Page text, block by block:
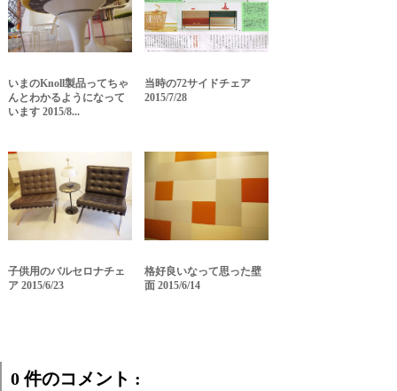
いまのKnoll製品ってちゃ
んとわかるようになって
います 2015/8...
当時の72サイドチェア
2015/7/28
子供用のバルセロナチェ
ア 2015/6/23
格好良いなって思った壁
面 2015/6/14
0 件のコメント :